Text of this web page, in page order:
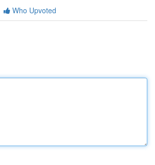
Who Upvoted